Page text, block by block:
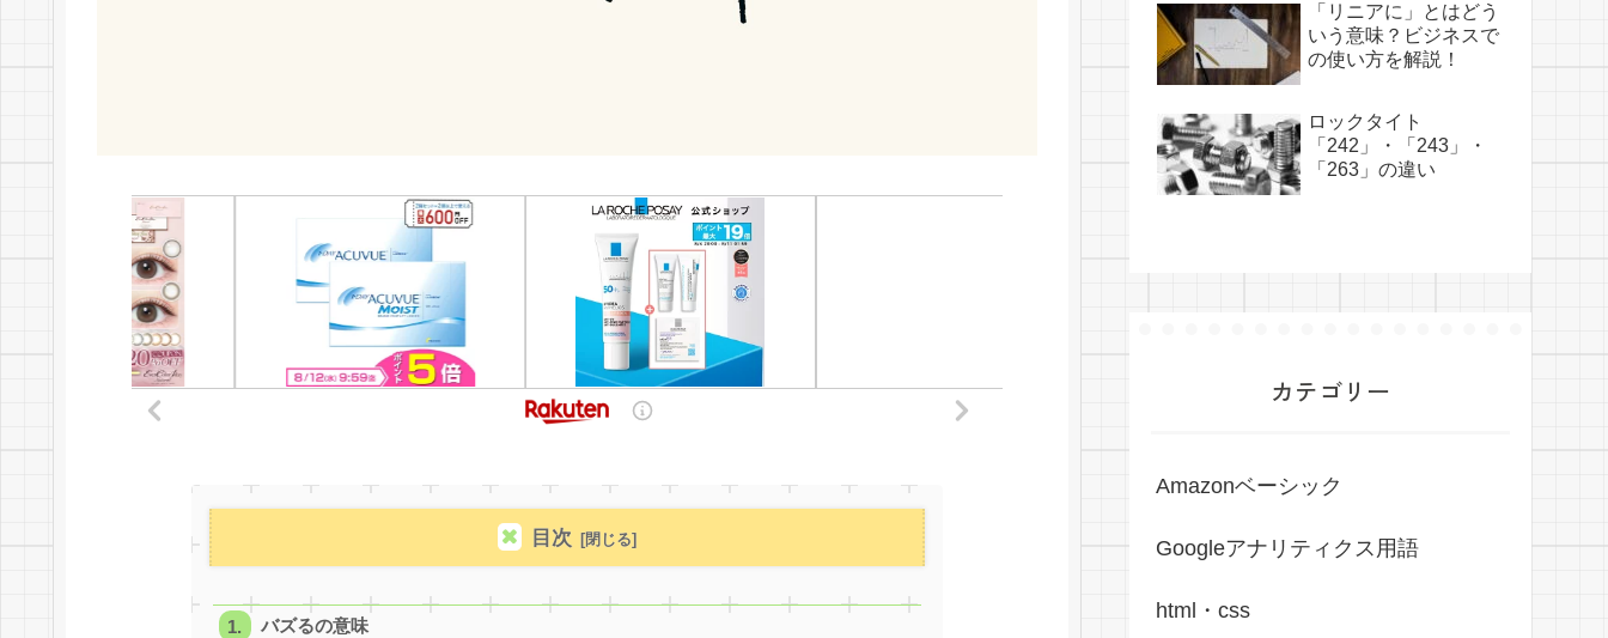
目次
バズるの意味
「リニアに」とはどう
いう意味？ビジネスで
の使い方を解説！
ロックタイト
「242」・「243」・
「263」の違い
カテゴリー
Amazonベーシック
Googleアナリティクス用語
html・css